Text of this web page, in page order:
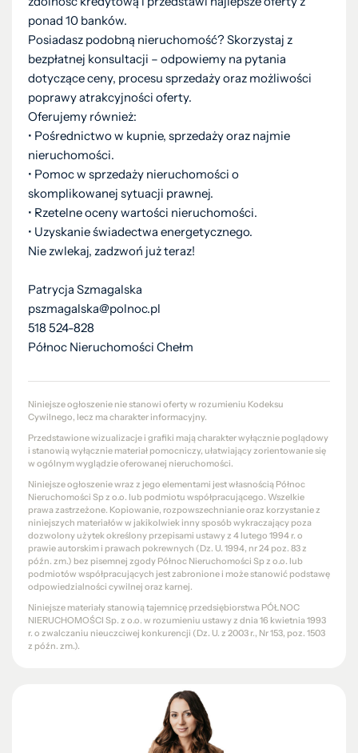
ponad 10 banków.
Posiadasz podobną nieruchomość? Skorzystaj z
bezpłatnej konsultacji – odpowiemy na pytania
dotyczące ceny, procesu sprzedaży oraz możliwości
poprawy atrakcyjności oferty.
Oferujemy również:
•⁠ ⁠Pośrednictwo w kupnie, sprzedaży oraz najmie
nieruchomości.
•⁠ ⁠Pomoc w sprzedaży nieruchomości o
skomplikowanej sytuacji prawnej.
•⁠ ⁠Rzetelne oceny wartości nieruchomości.
•⁠ ⁠Uzyskanie świadectwa energetycznego.
Nie zwlekaj, zadzwoń już teraz!
Patrycja Szmagalska
pszmagalska@polnoc.pl
518 524-828
Północ Nieruchomości Chełm
Niniejsze ogłoszenie nie stanowi oferty w rozumieniu Kodeksu
Cywilnego, lecz ma charakter informacyjny.
Przedstawione wizualizacje i grafiki mają charakter wyłącznie poglądowy
i stanowią wyłącznie materiał pomocniczy, ułatwiający zorientowanie się
w ogólnym wyglądzie oferowanej nieruchomości.
Niniejsze ogłoszenie wraz z jego elementami jest własnością Północ
Nieruchomości Sp z o.o. lub podmiotu współpracującego. Wszelkie
prawa zastrzeżone. Kopiowanie, rozpowszechnianie oraz korzystanie z
niniejszych materiałów w jakikolwiek inny sposób wykraczający poza
dozwolony użytek określony przepisami ustawy z 4 lutego 1994 r. o
prawie autorskim i prawach pokrewnych (Dz. U. 1994, nr 24 poz. 83 z
późn. zm.) bez pisemnej zgody Północ Nieruchomości Sp z o.o. lub
podmiotów współpracujących jest zabronione i może stanowić podstawę
odpowiedzialności cywilnej oraz karnej.
Niniejsze materiały stanowią tajemnicę przedsiębiorstwa PÓŁNOC
NIERUCHOMOŚCI Sp. z o.o. w rozumieniu ustawy z dnia 16 kwietnia 1993
r. o zwalczaniu nieuczciwej konkurencji (Dz. U. z 2003 r., Nr 153, poz. 1503
z późn. zm.).